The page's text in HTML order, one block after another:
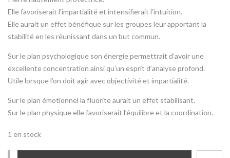
Elle favoriserait l’impartialité et intensifierait l’intuition.
Elle aurait un effet bénéfique sur les groupes leur apportant la
stabilité en les réunissant dans un but commun.
Sur le plan psychologique son énergie permettrait d’avoir une
excellente concentration ainsi qu’un esprit d’analyse profond.
Utile lorsque l’on doit agir avec objectivité et impartialité.
Sur le plan émotionnel la fluorite aurait un effet stabilisant.
Sur le plan physique elle favoriserait l’équilibre et la coordination.
1 en stock